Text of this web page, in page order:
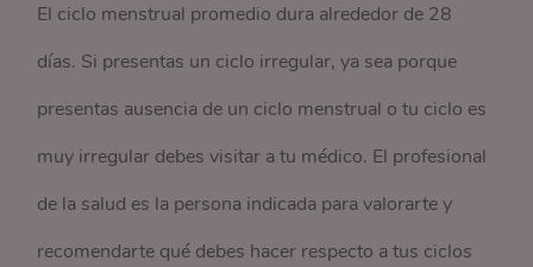
El ciclo menstrual promedio dura alrededor de 28
días. Si presentas un ciclo irregular, ya sea porque
presentas ausencia de un ciclo menstrual o tu ciclo es
muy irregular debes visitar a tu médico. El profesional
de la salud es la persona indicada para valorarte y
recomendarte qué debes hacer respecto a tus ciclos